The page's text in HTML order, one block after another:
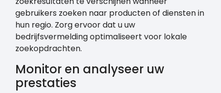
gebruikers zoeken naar producten of diensten in
hun regio. Zorg ervoor dat u uw
bedrijfsvermelding optimaliseert voor lokale
zoekopdrachten.
Monitor en analyseer uw
prestaties